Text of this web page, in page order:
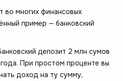
во многих финансовых
пример — банковский
депозит 2 млн сумов
При простом проценте вы
доход на ту сумму,